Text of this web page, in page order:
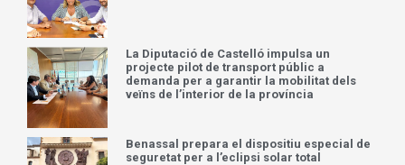
La Diputació de Castelló impulsa un
projecte pilot de transport públic a
demanda per a garantir la mobilitat dels
veïns de l’interior de la província
Benassal prepara el dispositiu especial de
seguretat per a l’eclipsi solar total